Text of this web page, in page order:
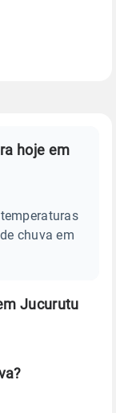
hoje em
chuva em
Jucurutu